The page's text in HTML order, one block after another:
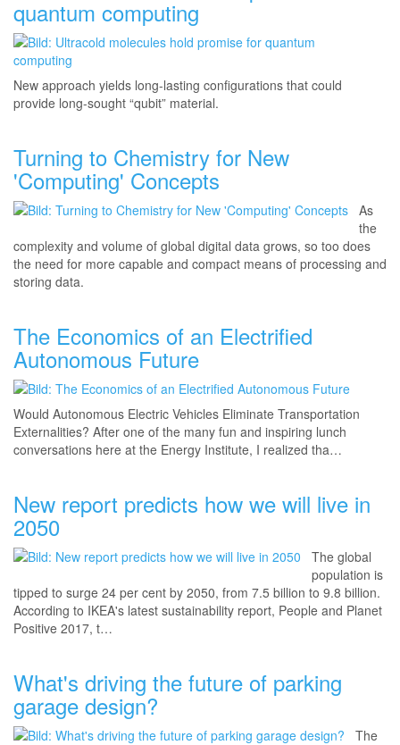
quantum computing
New approach yields long-lasting configurations that could
provide long-sought “qubit” material.
Turning to Chemistry for New
'Computing' Concepts
As
the
complexity and volume of global digital data grows, so too does
the need for more capable and compact means of processing and
storing data.
The Economics of an Electrified
Autonomous Future
Would Autonomous Electric Vehicles Eliminate Transportation
Externalities? After one of the many fun and inspiring lunch
conversations here at the Energy Institute, I realized tha…
New report predicts how we will live in
2050
The global
population is
tipped to surge 24 per cent by 2050, from 7.5 billion to 9.8 billion.
According to IKEA's latest sustainability report, People and Planet
Positive 2017, t…
What's driving the future of parking
garage design?
The